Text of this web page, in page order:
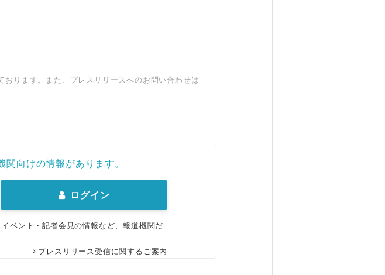
ります。また、プレスリリースへのお問い合わせは
向けの情報があります。
ログイン
ベント・記者会見の情報など、報道機関だ
プレスリリース受信に関するご案内